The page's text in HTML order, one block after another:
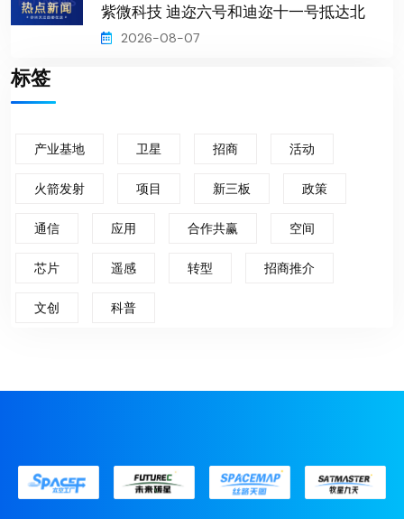
紫微科技 迪迩六号和迪迩十一号抵达北
2026-08-07
标签
产业基地 卫星 招商 活动
火箭发射 项目 新三板 政策
通信 应用 合作共赢 空间
芯片 遥感 转型 招商推介
文创 科普